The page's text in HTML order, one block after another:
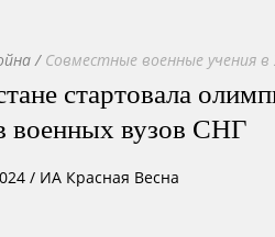
/ Совместные военные учения в
стартовала
военных вузов СНГ
/ ИА Красная Весна